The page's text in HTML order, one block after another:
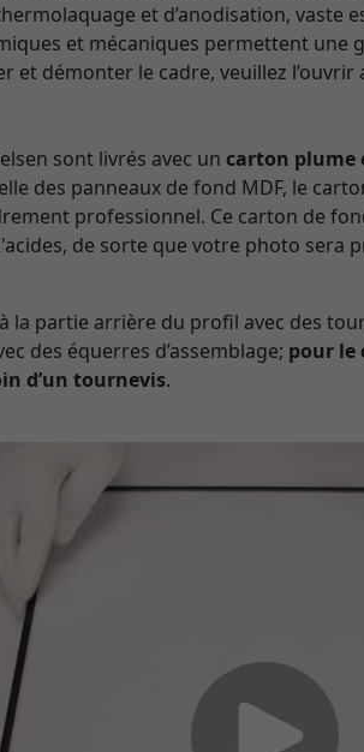
et d’anodisation, vaste
et mécaniques permettent une
et démonter le cadre, veuillez l’ouvrir
sont livrés avec un carton plume
des panneaux de fond MDF, le
professionnel. Ce carton de
de sorte que votre photo sera
la partie arrière du profil avec des
des équerres d’assemblage; pour le
d’un tournevis.